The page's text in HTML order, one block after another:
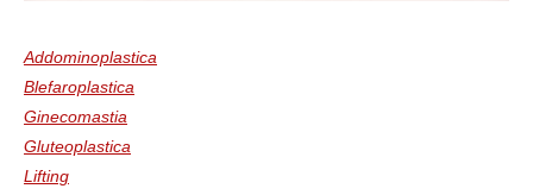
Addominoplastica
Blefaroplastica
Ginecomastia
Gluteoplastica
Lifting